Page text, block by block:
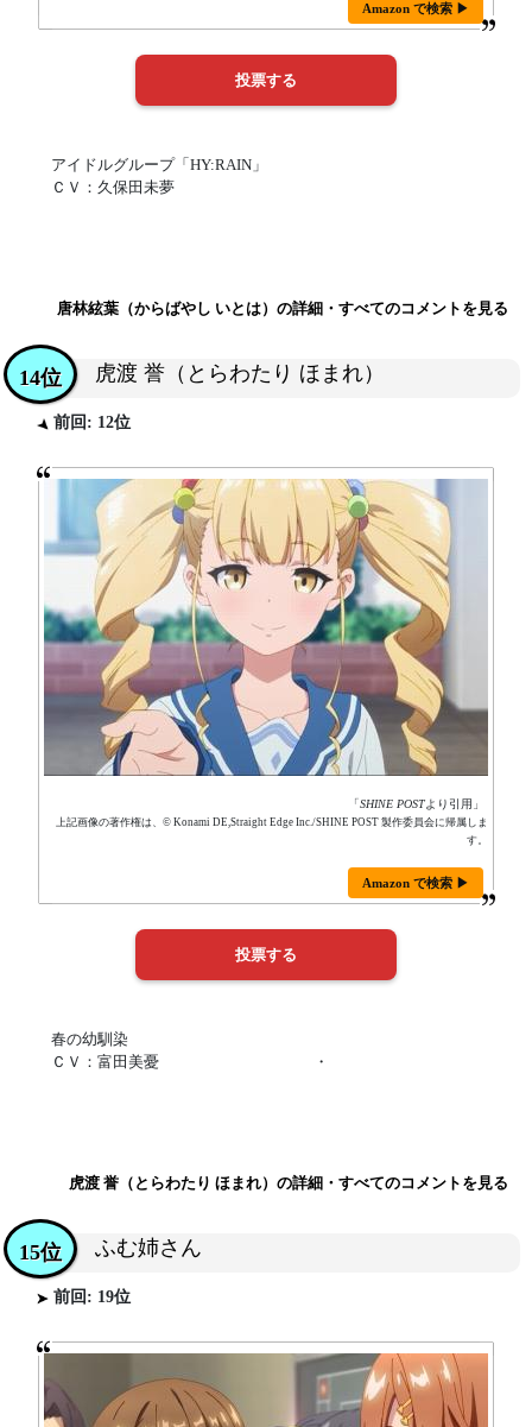
Amazon で検索 ▶
アイドルグループ「HY:RAIN」
ＣＶ：久保田未夢
唐林絃葉（からばやし いとは）の詳細・すべてのコメントを見る
虎渡 誉（とらわたり ほまれ）
14位
前回: 12位
「SHINE POSTより引用」
上記画像の著作権は、© Konami DE,Straight Edge Inc./SHINE POST 製作委員会に帰属しま
す。
Amazon で検索 ▶
春の幼馴染
ＣＶ：富田美憂 ・
虎渡 誉（とらわたり ほまれ）の詳細・すべてのコメントを見る
ふむ姉さん
15位
前回: 19位